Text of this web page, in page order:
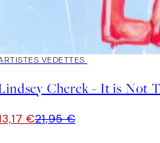
VEDETTES
Cherek - It is Not
€21,95 €